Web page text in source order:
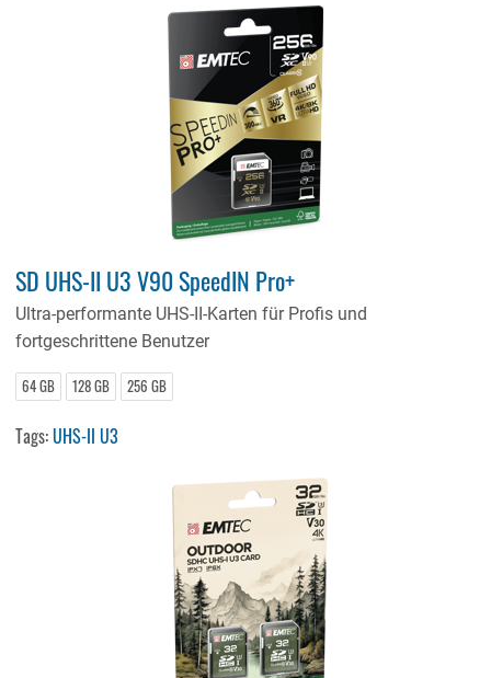
SD UHS-II U3 V90 SpeedIN Pro+
Ultra-performante UHS-II-Karten für Profis und
fortgeschrittene Benutzer
64 GB 128 GB 256 GB
Tags:UHS-II U3